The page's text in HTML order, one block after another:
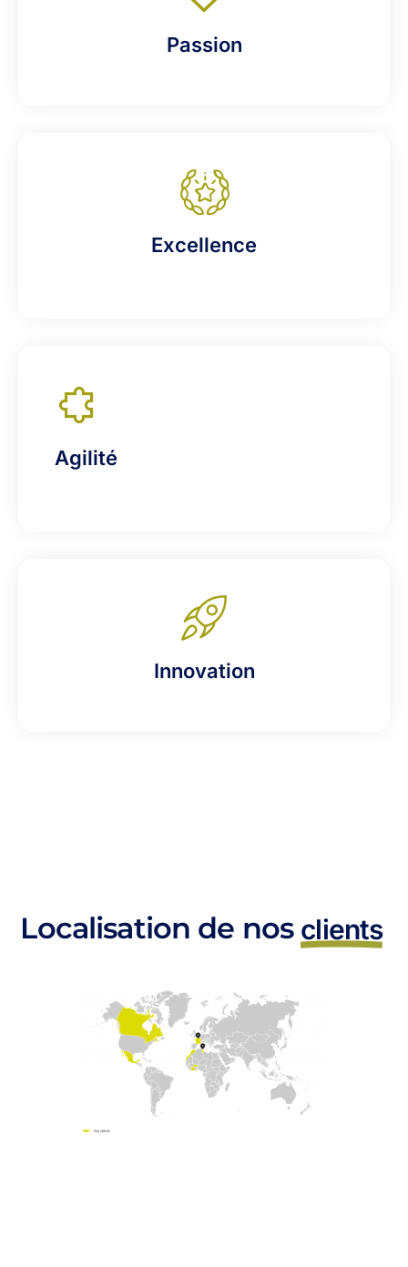
Passion
Excellence
Agilité
Innovation
Localisation de nos clients